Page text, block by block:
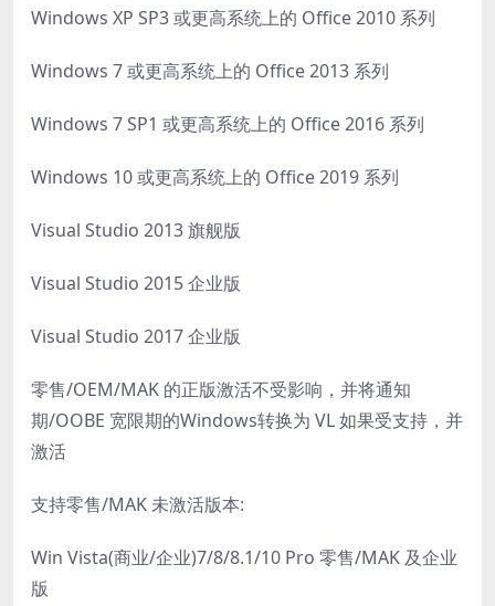
Windows XP SP3 或更高系统上的 Office 2010 系列
Windows 7 或更高系统上的 Office 2013 系列
Windows 7 SP1 或更高系统上的 Office 2016 系列
Windows 10 或更高系统上的 Office 2019 系列
Visual Studio 2013 旗舰版
Visual Studio 2015 企业版
Visual Studio 2017 企业版
零售/OEM/MAK 的正版激活不受影响，并将通知
期/OOBE 宽限期的Windows转换为 VL 如果受支持，并
激活
支持零售/MAK 未激活版本:
Win Vista(商业/企业)7/8/8.1/10 Pro 零售/MAK 及企业
版